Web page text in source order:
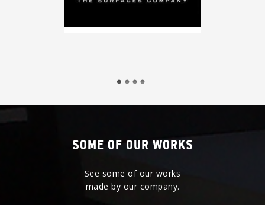
SOME OF OUR WORKS
See some of our works
made by our company.